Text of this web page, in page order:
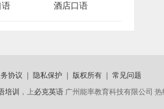
语 酒店口语
协议 隐私保护 版权所有
常见问题
培训 ，上必克英语 广州能率教育科技有限公司